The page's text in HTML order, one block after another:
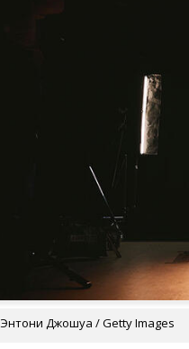
Энтони Джошуа / Getty Images